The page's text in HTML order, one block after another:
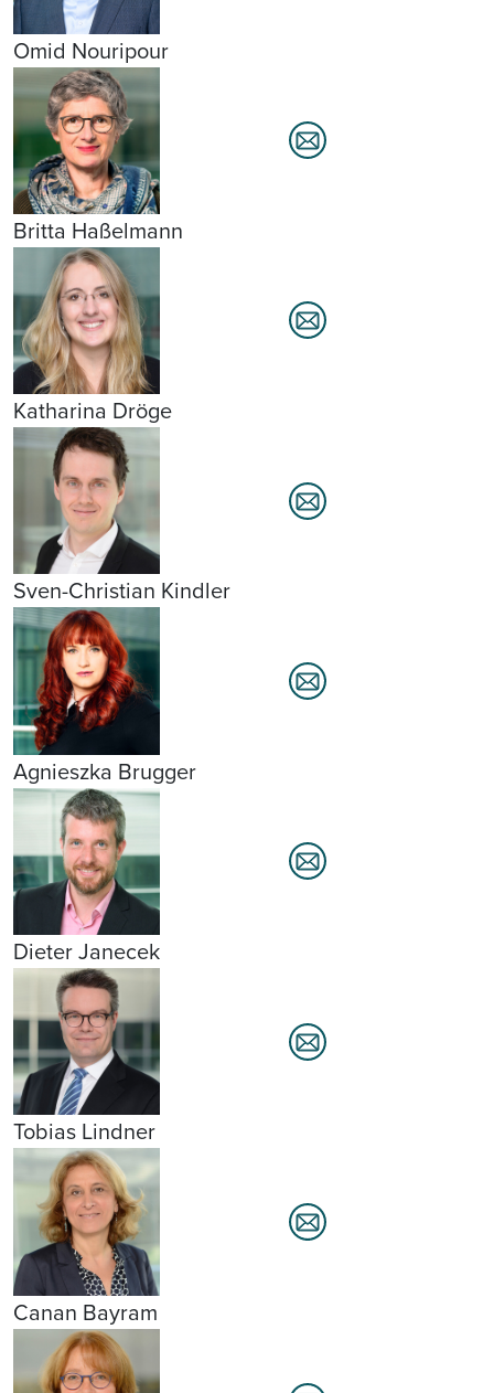
Omid Nouripour
Britta Haßelmann
Katharina Dröge
Sven-Christian Kindler
Agnieszka Brugger
Dieter Janecek
Tobias Lindner
Canan Bayram